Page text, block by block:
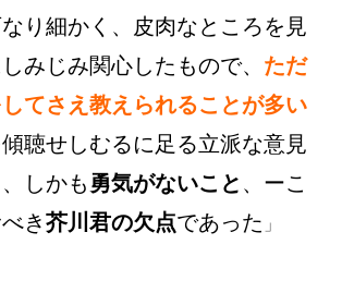
り細かく、皮肉なところを見
みじみ関心したもので、 ただ
てさえ教えられることが多い
傾聴せしむるに足る立派な意見
しかも 勇気がないこと 、ーこ
き芥川君の欠点であった 」